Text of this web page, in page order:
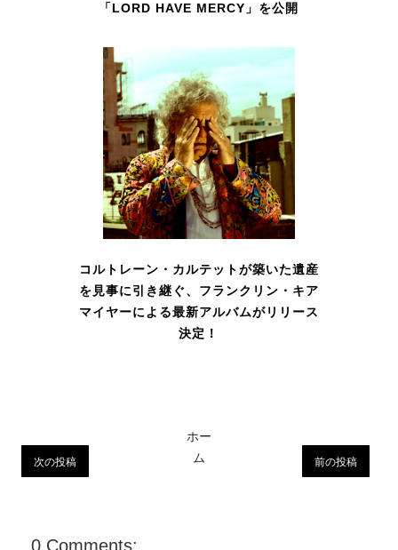
「LORD HAVE MERCY」を公開
コルトレーン・カルテットが築いた遺産
を見事に引き継ぐ、フランクリン・キア
マイヤーによる最新アルバムがリリース
決定！
次の投稿 前の投稿
ホー
ム
0 Comments: